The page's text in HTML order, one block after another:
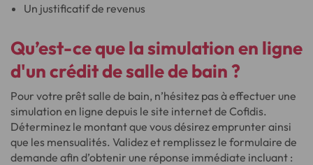
Un justificatif de revenus
Qu’est-ce que la simulation en ligne
d'un crédit de salle de bain ?
Pour votre prêt salle de bain, n’hésitez pas à effectuer une
simulation en ligne depuis le site internet de Cofidis.
Déterminez le montant que vous désirez emprunter ainsi
que les mensualités. Validez et remplissez le formulaire de
demande afin d’obtenir une réponse immédiate incluant :